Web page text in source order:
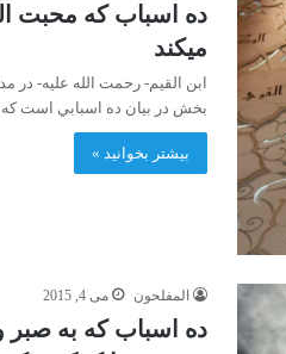
ده اسباب که محبت
ميکند
ابن القيم- رحمت الله عليه- در
بخش در بيان ده اسبابي است
بیشتر بخوانید »
المفلحون می 4, 2015
ده اسباب که به صبر